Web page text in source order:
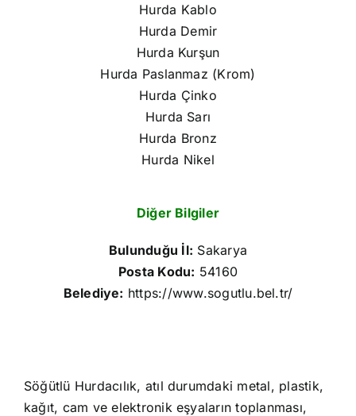
Hurda Kablo
Hurda Demir
Hurda Kurşun
Hurda Paslanmaz (Krom)
Hurda Çinko
Hurda Sarı
Hurda Bronz
Hurda Nikel
Diğer Bilgiler
Bulunduğu İl: Sakarya
Posta Kodu: 54160
Belediye: https://www.sogutlu.bel.tr/
Söğütlü Hurdacılık, atıl durumdaki metal, plastik,
kağıt, cam ve elektronik eşyaların toplanması,